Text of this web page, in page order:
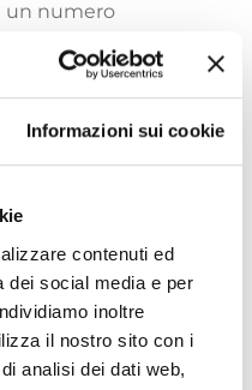
Informazioni sui cookie
contenuti ed
dei social media e per
inoltre
il nostro sito con i
analisi dei dati web,
un numero
come garanzia
bancario —
in Italia ma
sono
e sottoposti a
criteri rigorosi per